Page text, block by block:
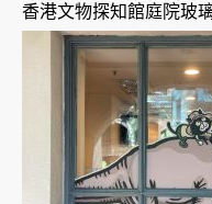
香港文物探知館庭院玻